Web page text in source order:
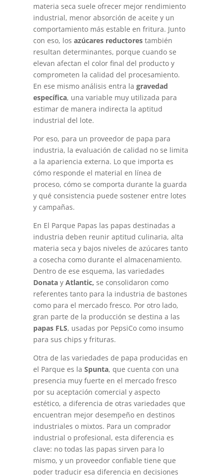
materia seca suele ofrecer mejor rendimiento
industrial, menor absorción de aceite y un
comportamiento más estable en fritura. Junto
con eso, losazúcares reductores también
resultan determinantes, porque cuando se
elevan afectan el color final del producto y
comprometen la calidad del procesamiento.
En ese mismo análisis entra lagravedad
específica, una variable muy utilizada para
estimar de manera indirecta la aptitud
industrial del lote.
Por eso, para un proveedor de papa para
industria, la evaluación de calidad no se limita
a la apariencia externa. Lo que importa es
cómo responde el material en línea de
proceso, cómo se comporta durante la guarda
y qué consistencia puede sostener entre lotes
y campañas.
En El Parque Papas las papas destinadas a
industria deben reunir aptitud culinaria, alta
materia seca y bajos niveles de azúcares tanto
a cosecha como durante el almacenamiento.
Dentro de ese esquema, las variedades
DonatayAtlantic,se consolidaron como
referentes tanto para la industria de bastones
como para el mercado fresco. Por otro lado,
gran parte de la producción se destina a las
papas FLS, usadas por PepsiCo como insumo
para sus chips y frituras.
Otra de las variedades de papa producidas en
el Parque es laSpunta, que cuenta con una
presencia muy fuerte en el mercado fresco
por su aceptación comercial y aspecto
estético, a diferencia de otras variedades que
encuentran mejor desempeño en destinos
industriales o mixtos. Para un comprador
industrial o profesional, esta diferencia es
clave: no todas las papas sirven para lo
mismo, y un proveedor confiable tiene que
poder traducir esa diferencia en decisiones